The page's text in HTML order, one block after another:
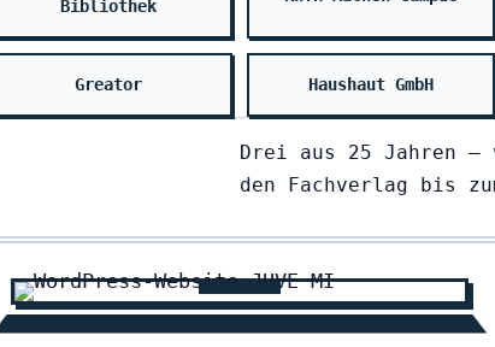
Bibliothek
Greator Haushaut GmbH
Drei aus 25 Jahren
den Fachverlag bis